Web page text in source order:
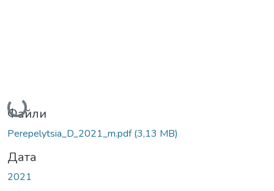
Вантажиться...
Файли
Perepelytsia_D_2021_m.pdf(3,13 MB)
Дата
2021